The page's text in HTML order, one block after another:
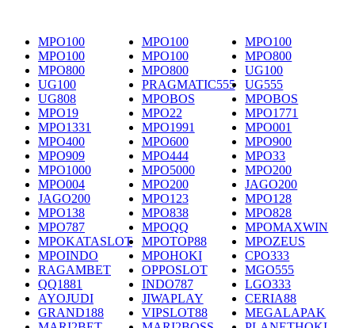
MPO100 MPO100
MPO100
MPO100
MPO100
MPO800
MPO800
MPO800
UG100
UG100
PRAGMATIC555
UG555
UG808
MPOBOS
MPOBOS
MPO19
MPO22
MPO1771
MPO1331
MPO1991
MPO001
MPO400
MPO600
MPO900
MPO909
MPO444
MPO33
MPO1000
MPO5000
MPO200
MPO004
MPO200
JAGO200
JAGO200
MPO123
MPO128
MPO138
MPO838
MPO828
MPO787
MPOQQ
MPOMAXWIN
MPOKATASLOT
MPOTOP88
MPOZEUS
MPOINDO
MPOHOKI
CPO333
RAGAMBET
OPPOSLOT
MGO555
QQ1881
INDO787
LGO333
AYOJUDI
JIWAPLAY
CERIA88
GRAND188
VIPSLOT88
MEGALAPAK